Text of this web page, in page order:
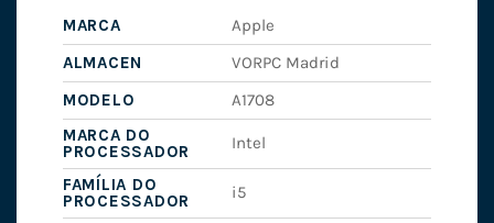
MARCA
Apple
ALMACEN
VORPC Madrid
MODELO
A1708
MARCA DO
PROCESSADOR
Intel
FAMÍLIA DO
PROCESSADOR
i5